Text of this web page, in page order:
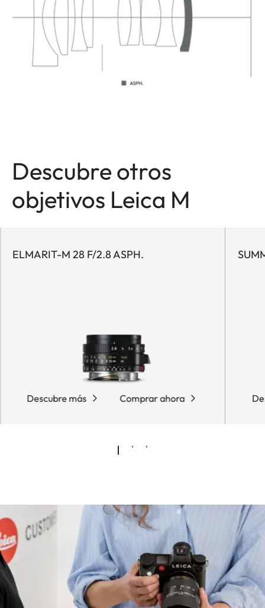
Descubre otros
objetivos Leica M
ELMARIT-M 28 F/2.8 ASPH.
Descubre más Comprar ahora